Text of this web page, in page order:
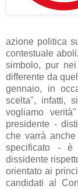
azione politica
contestuale
simbolo, pur
differente da
gennaio, in
scelta", infatti,
vogliamo
presidente -
che varrà
specificato - è
dissidente
orientato ai
candidati al